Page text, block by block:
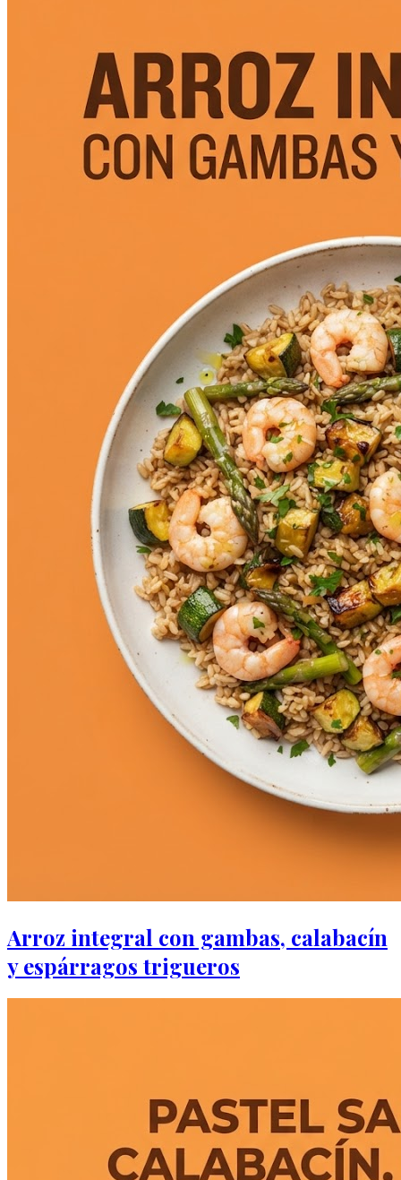
Arroz integral con gambas, calabacín
y espárragos trigueros